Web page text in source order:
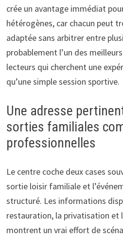
crée un avantage immédiat
hétérogènes, car chacun peut
adaptée sans arbitrer entre
probablement l’un des
lecteurs qui cherchent une
qu’une simple session sportive.
Une adresse
sorties familiales
professionnelles
Le centre coche deux cases
sortie loisir familiale et
structuré. Les informations
restauration, la privatisation et
montrent un vrai effort de